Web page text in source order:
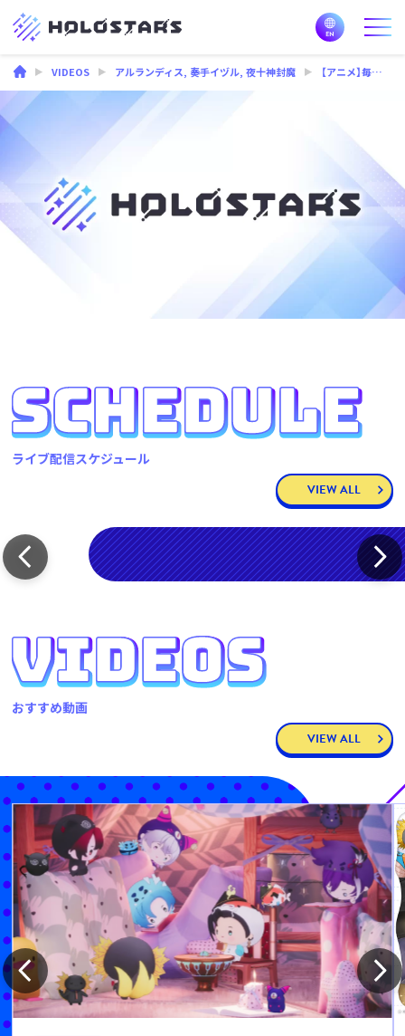
VIDEOS アルランディス, 奏手イヅル,夜十神封魔 【アニメ】毎日食パン生活【＃スタこれ】
ライブ配信スケジュール
VIEW ALL
おすすめ動画
VIEW ALL